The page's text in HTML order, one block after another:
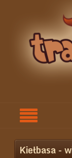
Kiełbasa -